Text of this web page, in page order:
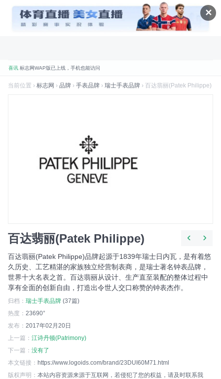
✕
喜讯 标志网WAP版已上线，手机也能访问
品牌标志网，世界知名品牌标志大全
标志网已累计超过 78,992,492 次浏览
找品牌、找标志就到标志网
当前位置 › 标志网 › 品牌 › 手表品牌 › 瑞士手表品牌 › 百达翡丽(Patek Philippe)
百达翡丽(Patek Philippe)
百达翡丽(Patek Philippe)品牌起源于1839年瑞士日内瓦，是有着悠
久历史、工艺精湛的家族独立经营制表商，是瑞士著名钟表品牌，
世界十大名表之首。百达翡丽从设计、生产直至装配的整体过程中
享有全面的创新自由，打造出令世人交口称赞的钟表杰作。
归档： 瑞士手表品牌 (37篇)
热度： 23690°
发布： 2017年02月20日
上一篇： 江诗丹顿(Patrimony)
下一篇： 没有了
本文链接： https://www.logoids.com/brand/23DUI60M71.html
版权声明： 本站内容资源来源于互联网，若侵犯了您的权益，请及时联系我
‹ ›